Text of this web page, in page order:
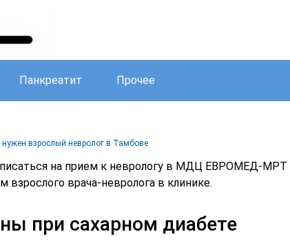
Панкреатит Прочее
нужен взрослый невролог в Тамбове
на прием к неврологу в МДЦ ЕВРОМЕД-МРТ
взрослого врача-невролога в клинике.
при сахарном диабете